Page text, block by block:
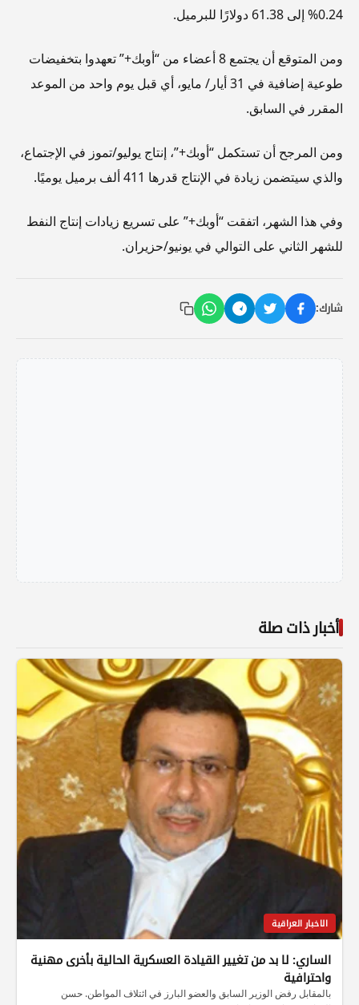
0.24% إلى 61.38 دولارًا للبرميل.
ومن المتوقع أن يجتمع 8 أعضاء من “أوبك+” تعهدوا بتخفيضات
طوعية إضافية في 31 أيار/ مايو، أي قبل يوم واحد من الموعد
المقرر في السابق.
ومن المرجح أن تستكمل “أوبك+”، إنتاج يوليو/تموز في الإجتماع،
والذي سيتضمن زيادة في الإنتاج قدرها 411 ألف برميل يوميًا.
وفي هذا الشهر، اتفقت “أوبك+” على تسريع زيادات إنتاج النفط
للشهر الثاني على التوالي في يونيو/حزيران.
شارك:
أخبار ذات صلة
الاخبار العراقية
الساري: لا بد من تغيير القيادة العسكرية الحالية بأخرى مهنية
واحترافية
بالمقابل رفض الوزير السابق والعضو البارز في ائتلاف المواطن. حسن